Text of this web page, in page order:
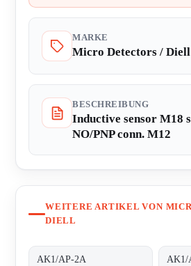
MARKE
Micro Detectors / Diell
BESCHREIBUNG
Inductive sensor M18
NO/PNP conn. M12
WEITERE ARTIKEL VON
DIELL
AK1/AP-2A AK1/